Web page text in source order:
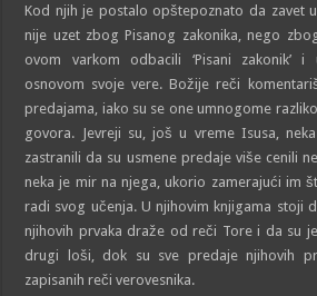
Kod njih je postalo opštepoznato da zavet
nije uzet zbog Pisanog zakonika, nego
ovom varkom odbacili ‘Pisani zakonik’
osnovom svoje vere. Božije reči
predajama, iako su se one umnogome
govora. Jevreji su, još u vreme Isusa,
zastranili da su usmene predaje više cenili
neka je mir na njega, ukorio zamerajući im
radi svog učenja. U njihovim knjigama stoji
njihovih prvaka draže od reči Tore i da su
drugi loši, dok su sve predaje njihovih
zapisanih reči verovesnika.